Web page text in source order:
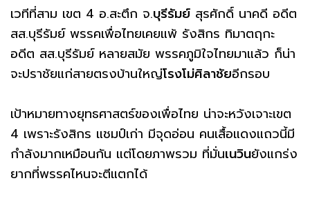
เวทีที่สาม เขต 4 อ.สะตึก จ.บุรีรัมย์ สุรศักดิ์ นาคดี อดีต
สส.บุรีรัมย์ พรรคเพื่อไทยเคยแพ้ รังสิกร ทิมาตฤกะ
อดีต สส.บุรีรัมย์ หลายสมัย พรรคภูมิใจไทยมาแล้ว ก็น่า
จะปราชัยแก่สายตรงบ้านใหญ่โรงโม่ศิลาชัยอีกรอบ
เป้าหมายทางยุทธศาสตร์ของเพื่อไทย น่าจะหวังเจาะเขต
4 เพราะรังสิกร แชมป์เก่า มีจุดอ่อน คนเสื้อแดงแถวนี้มี
กำลังมากเหมือนกัน แต่โดยภาพรวม ที่มั่นเนวินยังแกร่ง
ยากที่พรรคไหนจะตีแตกได้